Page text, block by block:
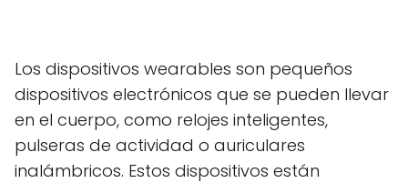
Los dispositivos wearables son pequeños
dispositivos electrónicos que se pueden llevar
en el cuerpo, como relojes inteligentes,
pulseras de actividad o auriculares
inalámbricos. Estos dispositivos están